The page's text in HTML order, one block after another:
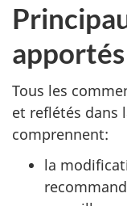
Tous les
et reflétés dans
comprennent:
la